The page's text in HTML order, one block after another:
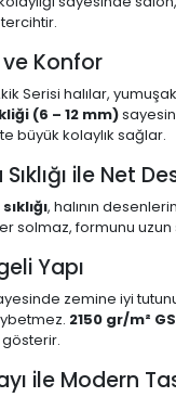
Konfor
Serisi halılar,
(6 – 12 mm)
büyük kolaylık sağlar.
ile Net
, halının
solmaz, formunu uzun
Yapı
zemine iyi
2150 gr/m²
ile Modern